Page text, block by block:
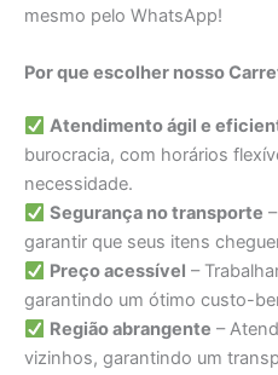
mesmo pelo WhatsApp!
Por que escolher nosso
Atendimento ágil e
burocracia, com horários
necessidade.
Segurança no transporte
garantir que seus itens
Preço acessível –
garantindo um ótimo custo-
Região abrangente –
vizinhos, garantindo um